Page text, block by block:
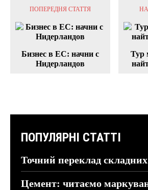
ПОПЕРЕДНЯ СТАТТЯ
Бизнес в ЕС: начни с
Нидерландов
Тур
ПОПУЛЯРНІ СТАТТІ
Точний переклад
Цемент: читаємо